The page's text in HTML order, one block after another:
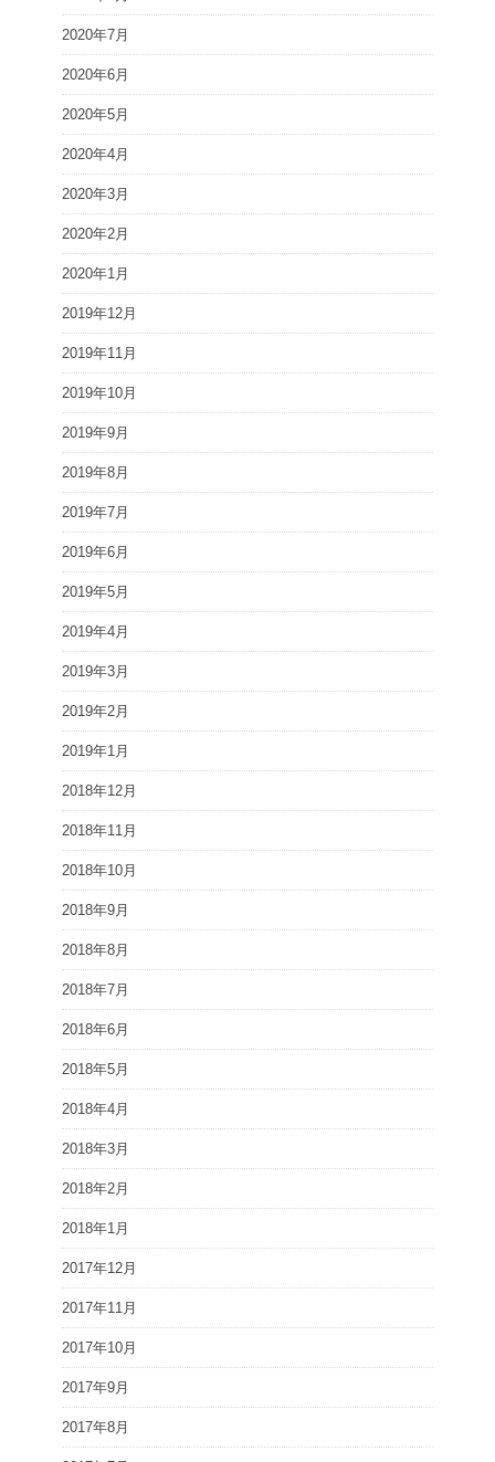
2020年7月
2020年6月
2020年5月
2020年4月
2020年3月
2020年2月
2020年1月
2019年12月
2019年11月
2019年10月
2019年9月
2019年8月
2019年7月
2019年6月
2019年5月
2019年4月
2019年3月
2019年2月
2019年1月
2018年12月
2018年11月
2018年10月
2018年9月
2018年8月
2018年7月
2018年6月
2018年5月
2018年4月
2018年3月
2018年2月
2018年1月
2017年12月
2017年11月
2017年10月
2017年9月
2017年8月